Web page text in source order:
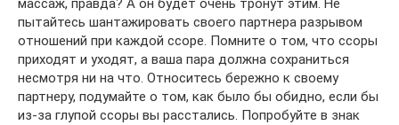
массаж, правда? А он будет очень тронут этим. Не
пытайтесь шантажировать своего партнера разрывом
отношений при каждой ссоре. Помните о том, что ссоры
приходят и уходят, а ваша пара должна сохраниться
несмотря ни на что. Относитесь бережно к своему
партнеру, подумайте о том, как было бы обидно, если бы
из-за глупой ссоры вы расстались. Попробуйте в знак